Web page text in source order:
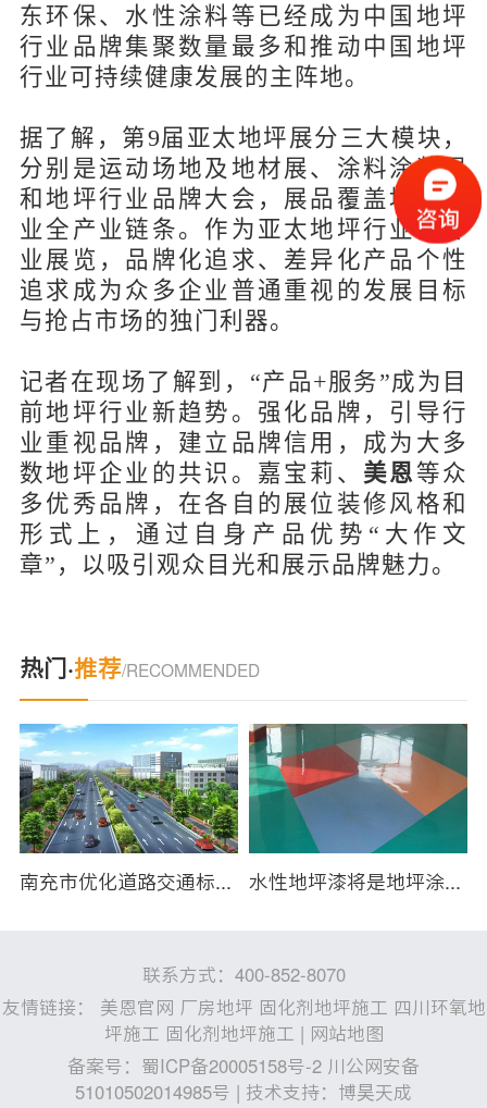
东环保、水性涂料等已经成为中国地坪
行业品牌集聚数量最多和推动中国地坪
行业可持续健康发展的主阵地。
据了解，第9届亚太地坪展分三大模块，
分别是运动场地及地材展、涂料涂装展
和地坪行业品牌大会，展品覆盖地坪行
业全产业链条。作为亚太地坪行业的专
业展览，品牌化追求、差异化产品个性
追求成为众多企业普通重视的发展目标
与抢占市场的独门利器。
记者在现场了解到，“产品+服务”成为目
前地坪行业新趋势。强化品牌，引导行
业重视品牌，建立品牌信用，成为大多
数地坪企业的共识。嘉宝莉、 美恩 等众
多优秀品牌，在各自的展位装修风格和
形式上，通过自身产品优势“大作文
章”，以吸引观众目光和展示品牌魅力。
热门·推荐/RECOMMENDED
联系方式：400-852-8070
友情链接： 美恩官网 厂房地坪 固化剂地坪施工 四川环氧地
坪施工 固化剂地坪施工
网站地图
备案号： 蜀ICP备20005158号-2 川公网安备
51010502014985号
| 技术支持： 博昊天成